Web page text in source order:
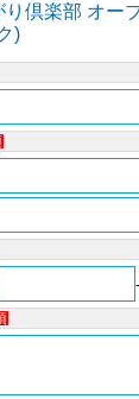
り倶楽部 オー
)
-